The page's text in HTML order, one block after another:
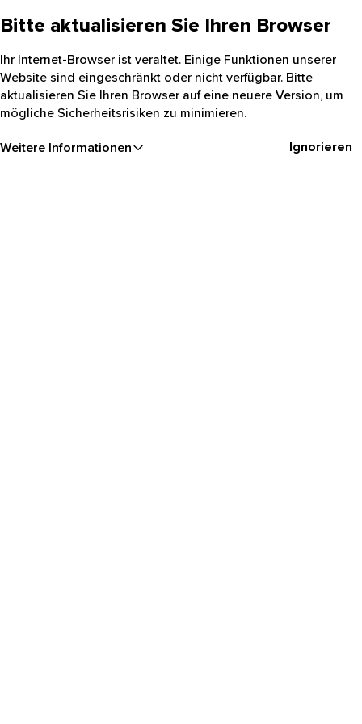
Bitte aktualisieren Sie Ihren Browser
Ihr Internet-Browser ist veraltet. Einige Funktionen unserer
Website sind eingeschränkt oder nicht verfügbar. Bitte
aktualisieren Sie Ihren Browser auf eine neuere Version, um
mögliche Sicherheitsrisiken zu minimieren.
Weitere Informationen Ignorieren